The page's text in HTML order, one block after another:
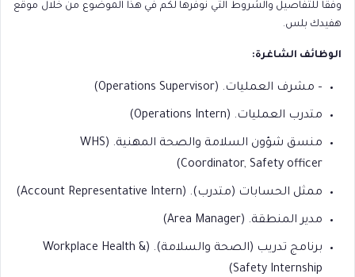
وفقا للتفاصيل والشروط التي نوفرها لكم في هذا الموضوع من خلال موقع
هفيدك بلس.
الوظائف الشاغرة:
– مشرف العمليات. (Operations Supervisor)
متدرب العمليات. (Operations Intern)
منسق شؤون السلامة والصحة المهنية. (WHS
Coordinator, Safety officer)
ممثل الحسابات (متدرب). (Account Representative Intern)
مدير المنطقة. (Area Manager)
برنامج تدريب (الصحة والسلامة). (Workplace Health &
Safety Internship)